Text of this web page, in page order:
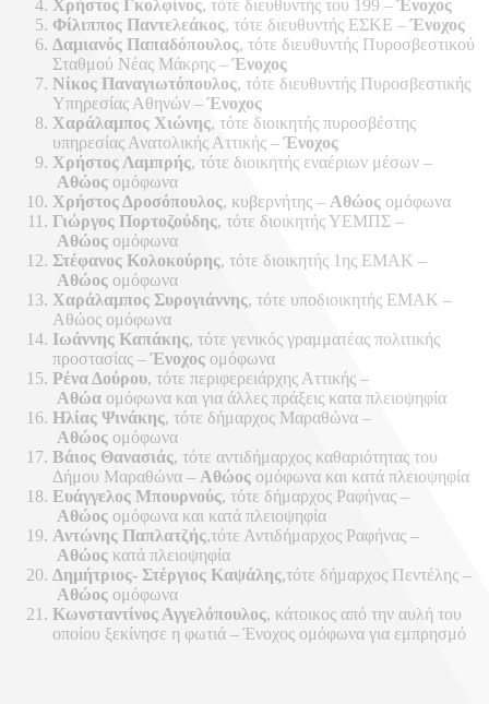
Χρήστος Γκολφίνος, τότε διευθυντής του 199 –Ένοχος
Φίλιππος Παντελεάκος, τότε διευθυντής ΕΣΚΕ –Ένοχος
Δαμιανός Παπαδόπουλος, τότε διευθυντής Πυροσβεστικού
Σταθμού Νέας Μάκρης –Ένοχος
Νίκος Παναγιωτόπουλος, τότε διευθυντής Πυροσβεστικής
Υπηρεσίας Αθηνών –Ένοχος
Χαράλαμπος Χιώνης, τότε διοικητής πυροσβέστης
υπηρεσίας Ανατολικής Αττικής –Ένοχος
Χρήστος Λαμπρής, τότε διοικητής εναέριων μέσων –
Αθώος ομόφωνα
Χρήστος Δροσόπουλος, κυβερνήτης – Αθώος ομόφωνα
Γιώργος Πορτοζούδης, τότε διοικητής ΥΕΜΠΣ –
Αθώος ομόφωνα
Στέφανος Κολοκούρης, τότε διοικητής 1ης ΕΜΑΚ –
Αθώος ομόφωνα
Χαράλαμπος Συρογιάννης, τότε υποδιοικητής ΕΜΑΚ –
Αθώος ομόφωνα
Ιωάννης Καπάκης, τότε γενικός γραμματέας πολιτικής
προστασίας –Ένοχος ομόφωνα
Ρένα Δούρου, τότε περιφερειάρχης Αττικής –
Αθώα ομόφωνα και για άλλες πράξεις κατα πλειοψηφία
Ηλίας Ψινάκης, τότε δήμαρχος Μαραθώνα –
Αθώος ομόφωνα
Βάιος Θανασιάς, τότε αντιδήμαρχος καθαριότητας του
Δήμου Μαραθώνα – Αθώος ομόφωνα και κατά πλειοψηφία
Ευάγγελος Μπουρνούς, τότε δήμαρχος Ραφήνας –
Αθώος ομόφωνα και κατά πλειοψηφία
Αντώνης Παπλατζής,τότε Αντιδήμαρχος Ραφήνας –
Αθώος κατά πλειοψηφία
Δημήτριος- Στέργιος Καψάλης,τότε δήμαρχος Πεντέλης –
Αθώος ομόφωνα
Κωνσταντίνος Αγγελόπουλος, κάτοικος από την αυλή του
οποίου ξεκίνησε η φωτιά – Ένοχος ομόφωνα για εμπρησμό